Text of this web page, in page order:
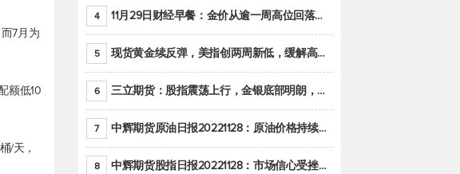
7月为
额低10
/天，
4 11月29日财经早餐：金价从逾一周高位回落，美联储官员重申鹰派立场推动美元回升
5 现货黄金续反弹，美指创两周新低，缓解高通胀美国须治本
6 三立期货：股指震荡上行，金银底部明朗，原油偏弱走势(20221128收评)
7 中辉期货原油日报20221128：原油价格持续下降，市场关注OPEC+新一轮产能政策
8 中辉期货股指日报20221128：市场信心受挫，股指全线回调